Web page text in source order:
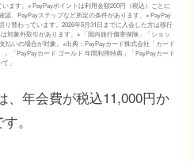
ます。※ PayPayポイントは利用金額200円（税込）ごとに
認、PayPayステップなど所定の条件があります。※ PayPay
替わっています。2026年5月31日までに入会した方は移行
対象外取引があります。※ 「国内旅行傷害保険」「ショッ
払いの場合が対象。※出典：PayPayカード株式会社「カード
「PayPayカード ゴールド 年間利用特典」「PayPayカード
」
、年会費が税込11,000円か
。